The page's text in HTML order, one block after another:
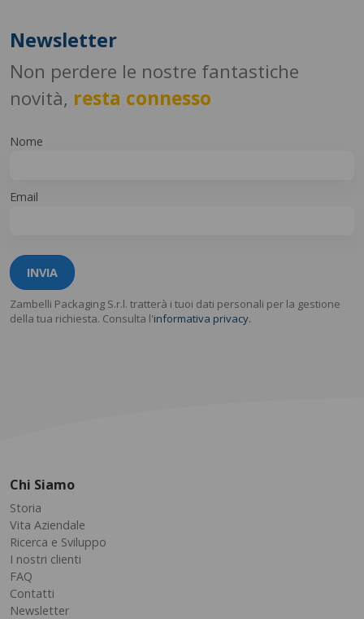
Newsletter
Non perdere le nostre fantastiche
novità, resta connesso
Nome
Email
INVIA
Zambelli Packaging S.r.l. tratterà i tuoi dati personali per la gestione
della tua richiesta. Consulta l'informativa privacy.
Chi Siamo
Storia
Vita Aziendale
Ricerca e Sviluppo
I nostri clienti
FAQ
Contatti
Newsletter